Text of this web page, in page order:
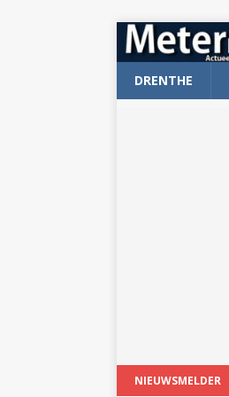
DRENTHE
NIEUWSMELDER